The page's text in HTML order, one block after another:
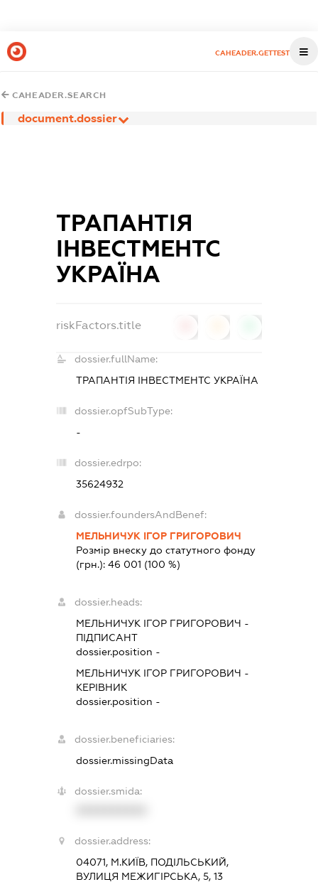
CAHEADER.GETTEST
CAHEADER.SEARCH
document.dossier
ТРАПАНТІЯ
ІНВЕСТМЕНТС
УКРАЇНА
riskFactors.title
dossier.fullName:
ТРАПАНТІЯ ІНВЕСТМЕНТС УКРАЇНА
dossier.opfSubType:
-
dossier.edrpo:
35624932
dossier.foundersAndBenef:
МЕЛЬНИЧУК ІГОР ГРИГОРОВИЧ
Розмір внеску до статутного фонду
(грн.): 46 001 (100 %)
dossier.heads:
МЕЛЬНИЧУК ІГОР ГРИГОРОВИЧ -
ПІДПИСАНТ
dossier.position -
МЕЛЬНИЧУК ІГОР ГРИГОРОВИЧ -
КЕРІВНИК
dossier.position -
dossier.beneficiaries:
dossier.missingData
dossier.smida:
dossier.address:
04071, М.КИЇВ, ПОДІЛЬСЬКИЙ,
ВУЛИЦЯ МЕЖИГІРСЬКА, 5, 13